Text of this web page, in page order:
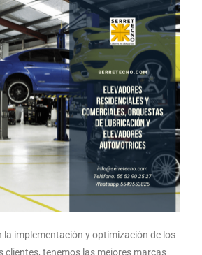
la implementación y optimización de los
clientes, tenemos las mejores marcas